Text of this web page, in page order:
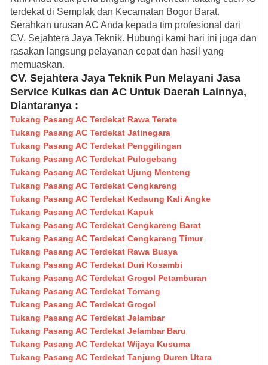
terdekat di Semplak dan Kecamatan Bogor Barat.
Serahkan urusan AC Anda kepada tim profesional dari
CV. Sejahtera Jaya Teknik. Hubungi kami hari ini juga dan
rasakan langsung pelayanan cepat dan hasil yang
memuaskan.
CV. Sejahtera Jaya Teknik Pun Melayani Jasa
Service Kulkas dan AC Untuk Daerah Lainnya,
Diantaranya :
Tukang Pasang AC Terdekat Rawa Terate
Tukang Pasang AC Terdekat Jatinegara
Tukang Pasang AC Terdekat Penggilingan
Tukang Pasang AC Terdekat Pulogebang
Tukang Pasang AC Terdekat Ujung Menteng
Tukang Pasang AC Terdekat Cengkareng
Tukang Pasang AC Terdekat Kedaung Kali Angke
Tukang Pasang AC Terdekat Kapuk
Tukang Pasang AC Terdekat Cengkareng Barat
Tukang Pasang AC Terdekat Cengkareng Timur
Tukang Pasang AC Terdekat Rawa Buaya
Tukang Pasang AC Terdekat Duri Kosambi
Tukang Pasang AC Terdekat Grogol Petamburan
Tukang Pasang AC Terdekat Tomang
Tukang Pasang AC Terdekat Grogol
Tukang Pasang AC Terdekat Jelambar
Tukang Pasang AC Terdekat Jelambar Baru
Tukang Pasang AC Terdekat Wijaya Kusuma
Tukang Pasang AC Terdekat Tanjung Duren Utara